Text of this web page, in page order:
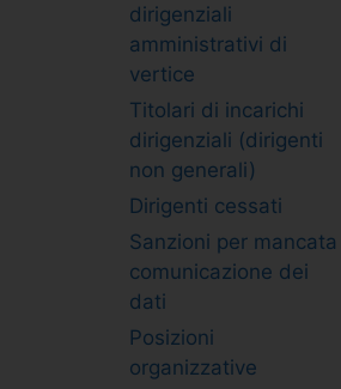
dirigenziali
amministrativi di
vertice
Titolari di incarichi
dirigenziali (dirigenti
non generali)
Dirigenti cessati
Sanzioni per mancata
comunicazione dei
dati
Posizioni
organizzative